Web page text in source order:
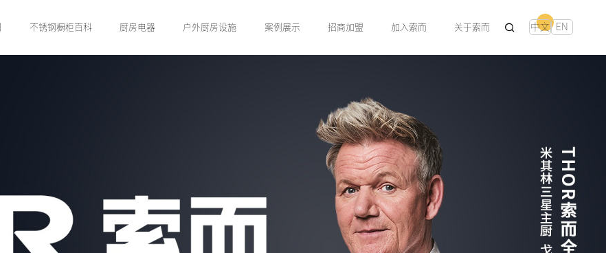
不锈钢橱柜百科 厨房电器 户外厨房设施 案例展示 招商加盟 加入索而 关于索而 中文 EN